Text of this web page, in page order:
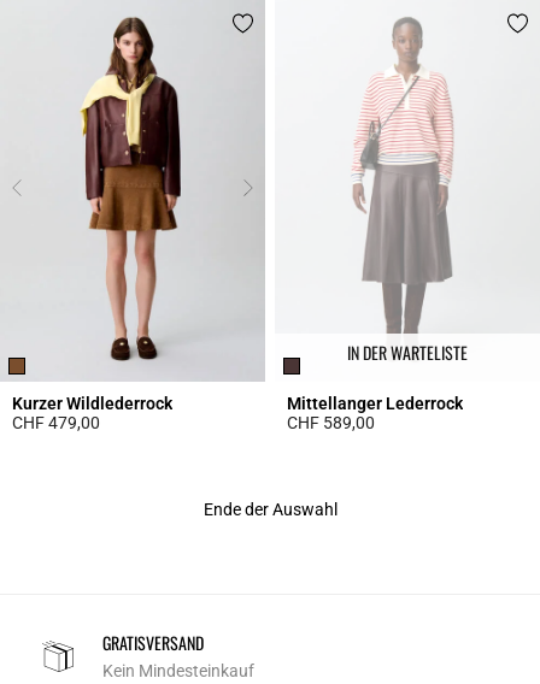
Kurzer Wildlederrock
CHF 479,00
IN DER WARTELISTE
Mittellanger Lederrock
CHF 589,00
Ende der Auswahl
GRATISVERSAND
Kein Mindesteinkauf